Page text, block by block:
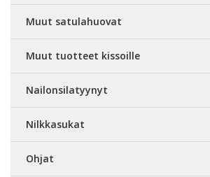
Muut satulahuovat
Muut tuotteet kissoille
Nailonsilatyynyt
Nilkkasukat
Ohjat